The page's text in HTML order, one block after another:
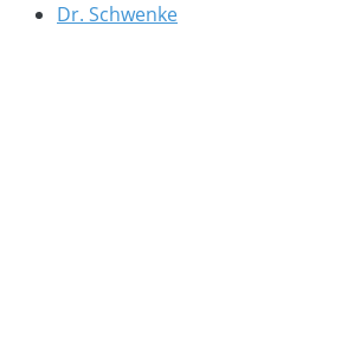
Dr. Schwenke